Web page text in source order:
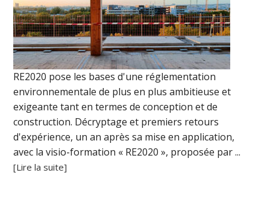
RE2020 pose les bases d'une réglementation
environnementale de plus en plus ambitieuse et
exigeante tant en termes de conception et de
construction. Décryptage et premiers retours
d'expérience, un an après sa mise en application,
avec la visio-formation « RE2020 », proposée par ...
[Lire la suite]